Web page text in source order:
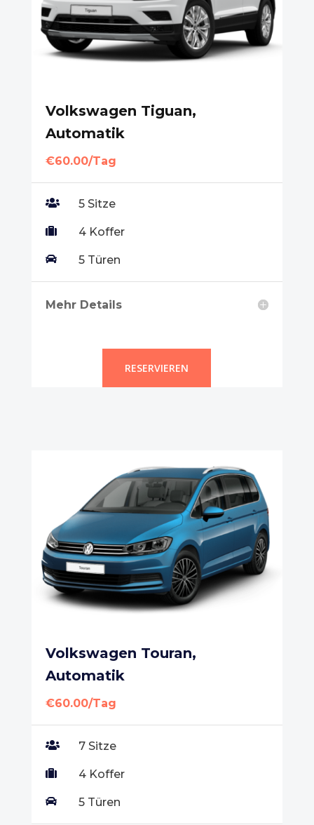
Volkswagen Tiguan,
Automatik
€60.00/Tag
 5 Sitze
 4 Koffer
 5 Türen
Mehr Details
RESERVIEREN
Volkswagen Touran,
Automatik
€60.00/Tag
 7 Sitze
 4 Koffer
 5 Türen